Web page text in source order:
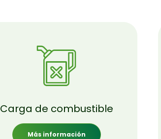
Carga de combustible
Más información